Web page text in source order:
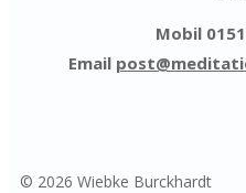
Mobil
Email
© 2026 Wiebke Burckhardt